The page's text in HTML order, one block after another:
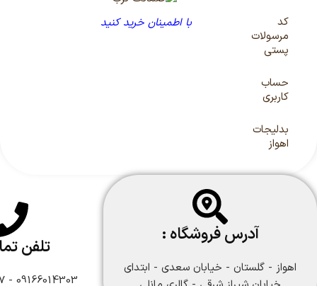
کد
مرسولات
پستی
حساب
کاربری
بدلیجات
اهواز
با اطمینان خرید کنید
آدرس فروشگاه :
اهواز - گلستان - خیابان سعدی - ابتدای
تلفن
09166014303 - 09166108747